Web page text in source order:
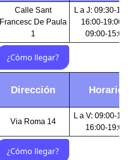
Calle Sant
Francesc De Paula
1
L a J: 09:30-
16:00-19:00 V:
09:00-15:00
Dirección Horario
Via Roma 14
L a V: 09:00-
16:00-19:00